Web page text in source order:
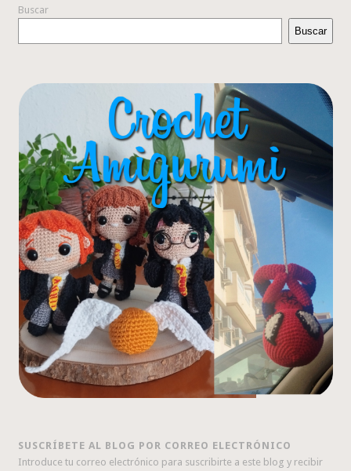
Buscar
Buscar
SUSCRÍBETE AL BLOG POR CORREO ELECTRÓNICO
Introduce tu correo electrónico para suscribirte a este blog y recibir